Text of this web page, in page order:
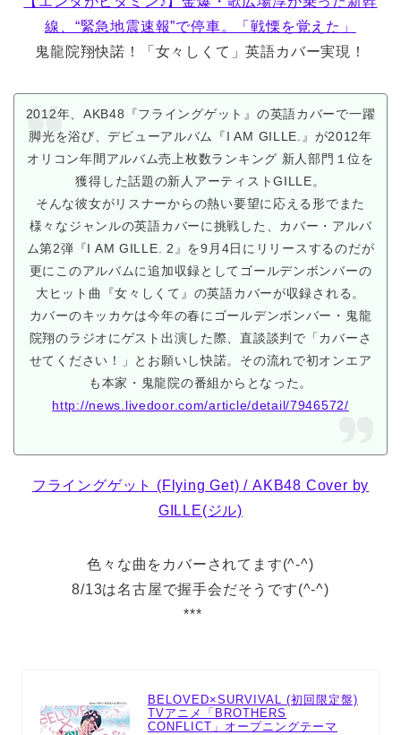
線、“緊急地震速報”で停車。「戦慄を覚えた」
鬼龍院翔快諾！「女々しくて」英語カバー実現！
2012年、AKB48『フライングゲット』の英語カバーで一躍
脚光を浴び、デビューアルバム『I AM GILLE.』が2012年
オリコン年間アルバム売上枚数ランキング 新人部門１位を
獲得した話題の新人アーティストGILLE。
そんな彼女がリスナーからの熱い要望に応える形でまた
様々なジャンルの英語カバーに挑戦した、カバー・アルバ
ム第2弾『I AM GILLE. 2』を9月4日にリリースするのだが
更にこのアルバムに追加収録としてゴールデンボンバーの
大ヒット曲『女々しくて』の英語カバーが収録される。
カバーのキッカケは今年の春にゴールデンボンバー・鬼龍
院翔のラジオにゲスト出演した際、直談談判で「カバーさ
せてください！」とお願いし快諾。その流れで初オンエア
も本家・鬼龍院の番組からとなった。
http://news.livedoor.com/article/detail/7946572/
フライングゲット (Flying Get) / AKB48 Cover by
GILLE(ジル)
色々な曲をカバーされてます(^-^)
8/13は名古屋で握手会だそうです(^-^)
***
BELOVED×SURVIVAL (初回限定盤)
TVアニメ「BROTHERS
CONFLICT」オープニングテーマ